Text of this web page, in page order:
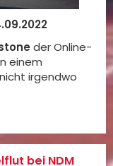
der Online-
einem
irgendwo
bei NDM